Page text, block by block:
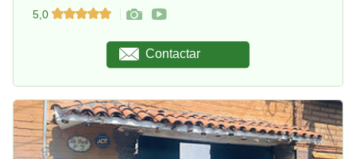
5,0
Contactar